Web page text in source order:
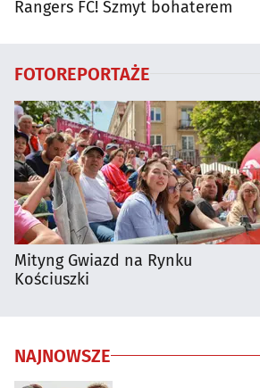
Rangers FC! Szmyt bohaterem
FOTOREPORTAŻE
Mityng Gwiazd na Rynku
Kościuszki
NAJNOWSZE